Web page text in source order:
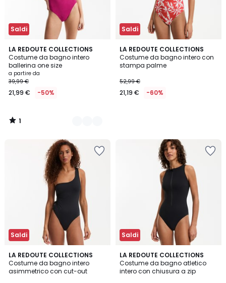
Saldi
LA REDOUTE COLLECTIONS
Costume da bagno intero
ballerina one size
a partire da
39,99 €
21,99 € -50%
1
/
5
2
Colori
1
/
Saldi
LA REDOUTE COLLECTIONS
Costume da bagno intero con
stampa palme
52,99 €
21,19 € -60%
Saldi
LA REDOUTE COLLECTIONS
Costume da bagno intero
asimmetrico con cut-out
4
/
5
Saldi
LA REDOUTE COLLECTIONS
Costume da bagno atletico
intero con chiusura a zip
5
/
5